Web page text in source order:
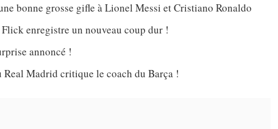
bonne grosse gifle à Lionel Messi et Cristiano Ronaldo
enregistre un nouveau coup dur !
annoncé !
Madrid critique le coach du Barça !